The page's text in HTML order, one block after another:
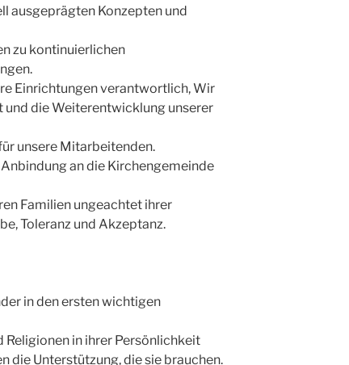
ausgeprägten Konzepten und
zu kontinuierlichen
Einrichtungen verantwortlich, Wir
die Weiterentwicklung unserer
unsere Mitarbeitenden.
an die Kirchengemeinde
Familien ungeachtet ihrer
Toleranz und Akzeptanz.
in den ersten wichtigen
in ihrer Persönlichkeit
die Unterstützung, die sie brauchen.